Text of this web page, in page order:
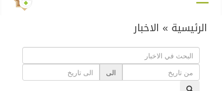
الرئيسية » الاخبار
الى